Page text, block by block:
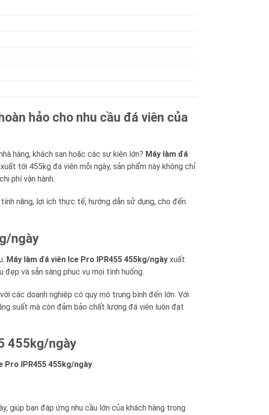
hảo cho nhu cầu đá viên của
hàng, khách sạn hoặc các sự kiện lớn? Máy làm đá
tới 455kg đá viên mỗi ngày, sản phẩm này không chỉ
phí vận hành.
năng, lợi ích thực tế, hướng dẫn sử dụng, cho đến
ngày
Máy làm đá viên Ice Pro IPR455 455kg/ngày xuất
và sẵn sàng phục vụ mọi tình huống.
các doanh nghiệp có quy mô trung bình đến lớn. Với
suất mà còn đảm bảo chất lượng đá viên luôn đạt
455kg/ngày
Pro IPR455 455kg/ngày.
giúp bạn đáp ứng nhu cầu lớn của khách hàng trong